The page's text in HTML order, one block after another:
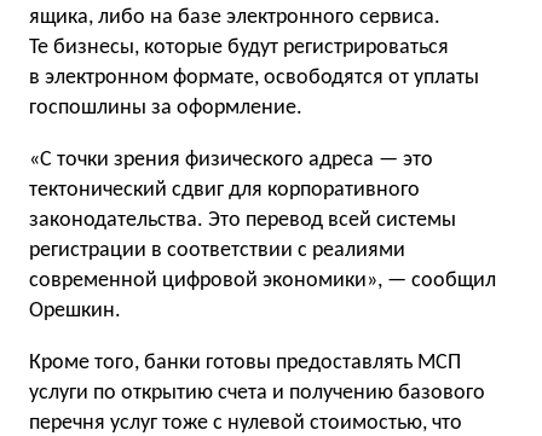
ящика, либо на базе электронного сервиса.
Те бизнесы, которые будут регистрироваться
в электронном формате, освободятся от уплаты
госпошлины за оформление.
«С точки зрения физического адреса — это
тектонический сдвиг для корпоративного
законодательства. Это перевод всей системы
регистрации в соответствии с реалиями
современной цифровой экономики», — сообщил
Орешкин.
Кроме того, банки готовы предоставлять МСП
услуги по открытию счета и получению базового
перечня услуг тоже с нулевой стоимостью, что